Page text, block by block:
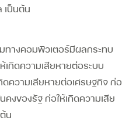
เป็นต้น
ทางคอมพิวเตอร์มีผลกระทบ
เกิดความเสียหายต่อระบบ
ความเสียหายต่อเศรษฐกิจ ก่อ
งของรัฐ ก่อให้เกิดความเสีย
น